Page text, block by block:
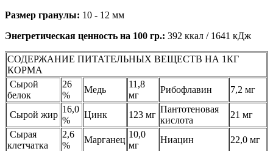
Размер гранулы: 10 - 12 мм
Энегретическая ценность на 100 гр.: 392 ккал / 1641 кДж
СОДЕРЖАНИЕ ПИТАТЕЛЬНЫХ ВЕЩЕСТВ НА 1КГ
КОРМА
Сырой
белок
26
%
Медь
11,8
мг
Рибофлавин 7,2 мг
Сырой жир
16,0
%
Цинк 123 мг
Пантотеновая
кислота
21 мг
Сырая
клетчатка
2,6
%
Марганец
10,0
мг
Ниацин 22,0 мг